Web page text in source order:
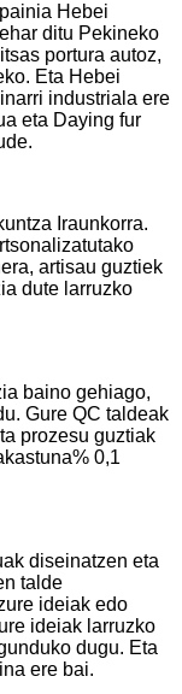
Hebei
ditu Pekineko
portura autoz,
Eta Hebei
industriala ere
eta Daying fur
Iraunkorra.
artisau guztiek
dute larruzko
baino gehiago,
Gure QC taldeak
prozesu guztiak
0,1
diseinatzen eta
talde
ideiak edo
ideiak larruzko
dugu. Eta
ere bai.